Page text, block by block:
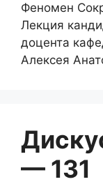
Феномен
Лекция
доцента
Алексея
— 131